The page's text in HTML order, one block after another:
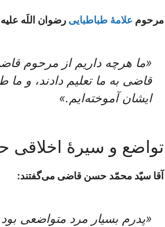
مرحوم علامۀ طباطبایی رضوان اللَه
«ما هرچه داریم از مرحوم
قاضی‌ به ما تعلیم‌ دادند، و ما
ایشان‌ آموخته‌ایم‌.»
تواضع و سیرۀ
آقا سیّد محمّد حسن قاضی می‌گفتند:
«پدرم بسیار مرد متواضعی